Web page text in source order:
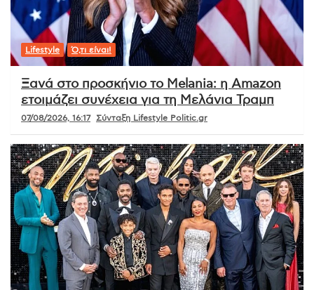
Lifestyle Ό,τι είναι!
Ξανά στο προσκήνιο το Melania: η Amazon
ετοιμάζει συνέχεια για τη Μελάνια Τραμπ
07/08/2026, 16:17 Σύνταξη Lifestyle Politic.gr